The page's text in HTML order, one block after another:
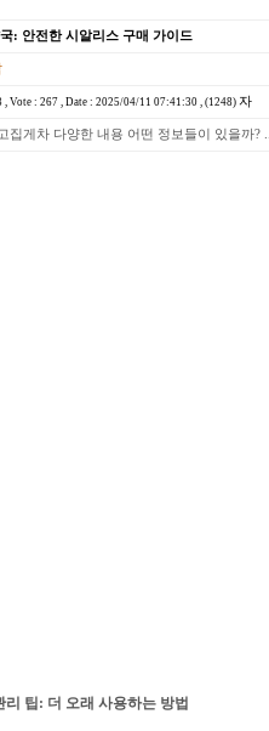
: 안전한 시알리스 구매 가이드
, Vote : 267 , Date : 2025/04/11 07:41:30 , (1248) 자
집게차 다양한 내용 어떤 정보들이 있을까? ...
리 팁: 더 오래 사용하는 방법